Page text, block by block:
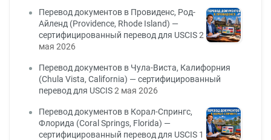
Перевод документов в Провиденс, Род-
Айленд (Providence, Rhode Island) —
сертифицированный перевод для USCIS2
мая 2026
Перевод документов в Чула-Виста, Калифорния
(Chula Vista, California) — сертифицированный
перевод для USCIS2 мая 2026
Перевод документов в Корал-Спрингс,
Флорида (Coral Springs, Florida) —
сертифицированный перевод для USCIS 1